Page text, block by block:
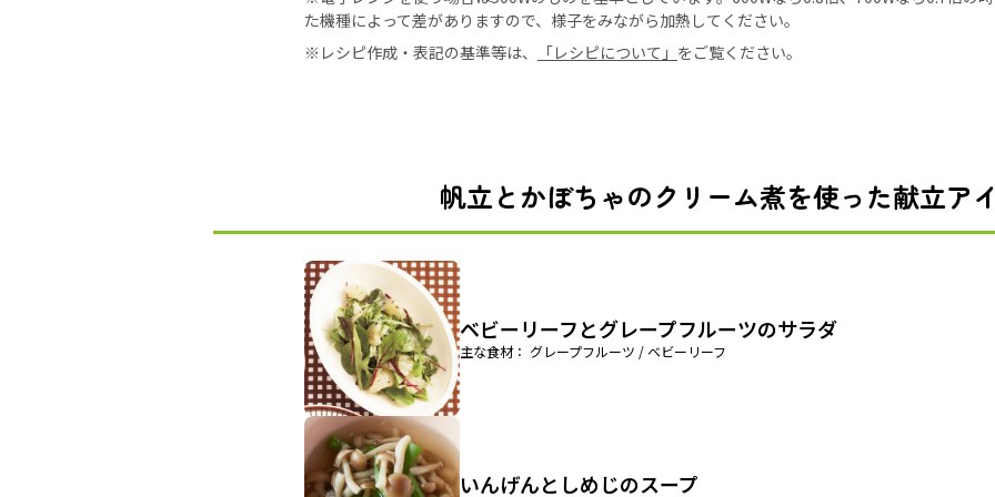
た機種によって差がありますので、様子をみながら加熱してください。
※レシピ作成・表記の基準等は、
「レシピについて」 をご覧ください。
帆立とかぼちゃのクリーム煮を使った献立ア
ベビーリーフとグレープフルーツのサラダ
主な食材： グレープフルーツ / ベビーリーフ
いんげんとしめじのスープ